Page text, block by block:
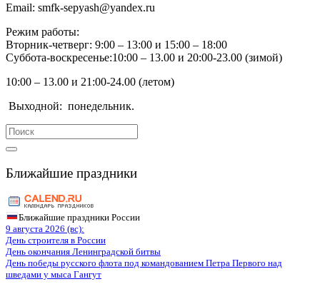
Email: smfk-sepyash@yandex.ru
Режим работы:
Вторник-четверг: 9:00 – 13:00 и 15:00 – 18:00
Суббота-воскресенье:10:00 – 13.00 и 20:00-23.00 (зимой)
10:00 – 13.00 и 21:00-24.00 (летом)
Выходной: понедельник.
Search
for:
Ближайшие праздники
Ближайшие праздники России
9 августа 2026 (вс):
День строителя в России
День окончания Ленинградской битвы
День победы русского флота под командованием Петра Первого над
шведами у мыса Гангут